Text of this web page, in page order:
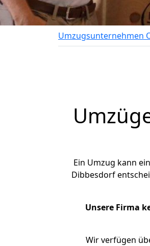
Umzugsunternehmen
Ein Umzug kann
Dibbesdorf
Unsere Firma
Wir verfügen